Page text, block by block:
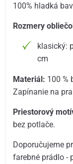
100% hladká
Rozmery
klasický:
cm
Materiál: 100 %
Zapínanie na
Priestorový
bez potlače.
Doporučujeme
farebné prádlo -